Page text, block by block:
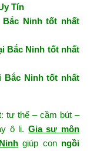
Tín
Ninh tốt nhất
Bắc Ninh tốt nhất
Bắc Ninh tốt nhất
tư thế – cầm bút –
ô li. Gia sư môn
giúp con ngồi